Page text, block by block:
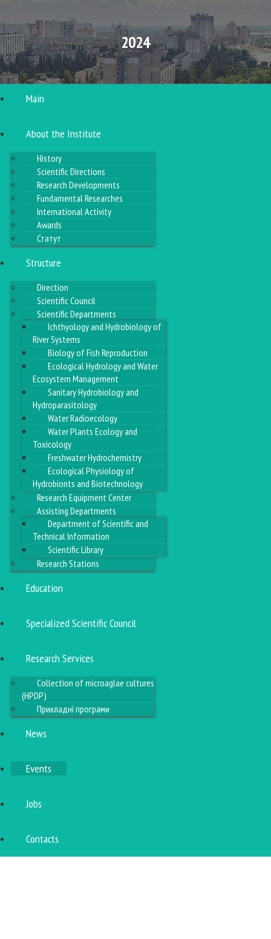
Main
About the Institute
History
Scientific Directions
Research Developments
Fundamental Researches
International Activity
Awards
Статут
Structure
Direction
Scientific Council
Scientific Departments
Ichthyology and Hydrobiology of
River Systems
Biology of Fish Reproduction
Ecological Hydrology and Water
Ecosystem Management
Sanitary Hydrobiology and
Hydroparasitology
Water Radioecology
Water Plants Ecology and
Toxicology
Freshwater Hydrochemistry
Ecological Physiology of
Hydrobionts and Biotechnology
Research Equipment Center
Assisting Departments
Department of Scientific and
Technical Information
Scientific Library
Research Stations
Education
Specialized Scientific Council
Research Services
Collection of microaglae cultures
(HPDP)
Прикладні програми
News
Events
Jobs
Contacts
2024